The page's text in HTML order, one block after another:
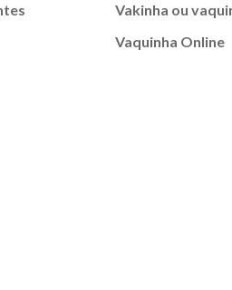
Vakinha ou
Vaquinha Online